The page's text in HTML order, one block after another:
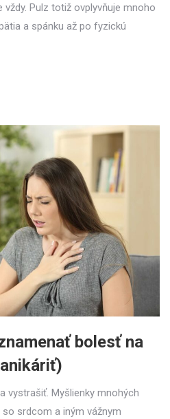
vždy. Pulz totiž ovplyvňuje mnoho
a spánku až po fyzickú
bolesť na
vystrašiť. Myšlienky mnohých
srdcom a iným vážnym